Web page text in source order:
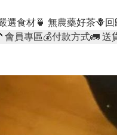
選食材🍵 無農藥好茶🪻回
會員專區💰付款方式🚛 送